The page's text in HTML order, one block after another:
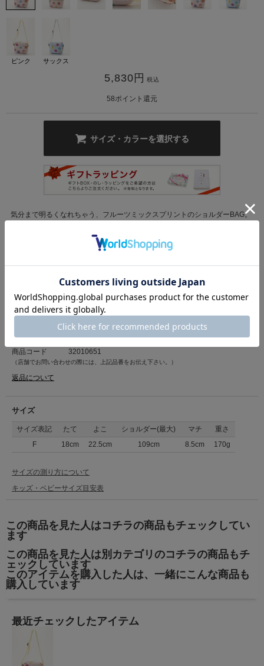
ピンク サックス
5,830 円 税込
58ポイント還元
サイズ・カラーを選択する
気分まで明るくなれちゃう、フルーツミックスプリントのショルダーBAG。
理して収納できるのもポイントです。程良いサイズ感と楽しいカラーリング
は、コーデのアクセントになってくれます。
バッグ・財布・小物入れ > ショルダーバッグ
素材 ポリエステル、合成皮革、塩化ビニル樹脂
中国
商品コード 32010651
（店舗でお問い合わせの際には、上記品番をお伝え下さい。）
返品について
サイズ
サイズ表記 たて よこ ショルダー(最大) マチ
重さ
F
18cm 22.5cm 109cm 8.5cm 170g
サイズの測り方について
キッズ・ベビーサイズ目安表
この商品を見た人はコチラの商品もチェックしてい
ます
この商品を見た人は別カテゴリのコチラの商品もチ
ェックしています
このアイテムを購入した人は、一緒にこんな商品も
購入しています
最近チェックしたアイテム